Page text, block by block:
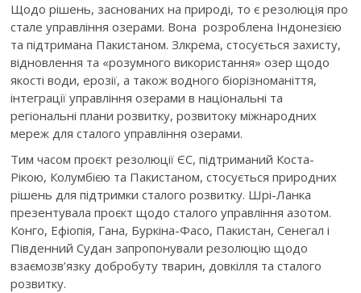
Щодо рішень, заснованих на природі, то є резолюція про
стале управління озерами. Вона розроблена Індонезією
та підтримана Пакистаном. Злкрема, стосується захисту,
відновлення та «розумного використання» озер щодо
якості води, ерозії, а також водного біорізноманіття,
інтеграції управління озерами в національні та
регіональні плани розвитку, розвитоку міжнародних
мереж для сталого управління озерами.
Тим часом проєкт резолюції ЄС, підтриманий Коста-
Рікою, Колумбією та Пакистаном, стосується природних
рішень для підтримки сталого розвитку. Шрі-Ланка
презентувала проєкт щодо сталого управління азотом.
Конго, Ефіопія, Гана, Буркіна-Фасо, Пакистан, Сенегал і
Південний Судан запропонували резолюцію щодо
взаємозв’язку добробуту тварин, довкілля та сталого
розвитку.